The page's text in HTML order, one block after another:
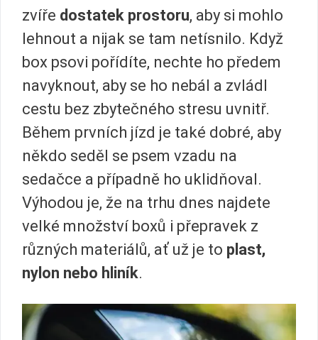
zvíře dostatek prostoru, aby si mohlo
lehnout a nijak se tam netísnilo. Když
box psovi pořídíte, nechte ho předem
navyknout, aby se ho nebál a zvládl
cestu bez zbytečného stresu uvnitř.
Během prvních jízd je také dobré, aby
někdo seděl se psem vzadu na
sedačce a případně ho uklidňoval.
Výhodou je, že na trhu dnes najdete
velké množství boxů i přepravek z
různých materiálů, ať už je to plast,
nylon nebo hliník.